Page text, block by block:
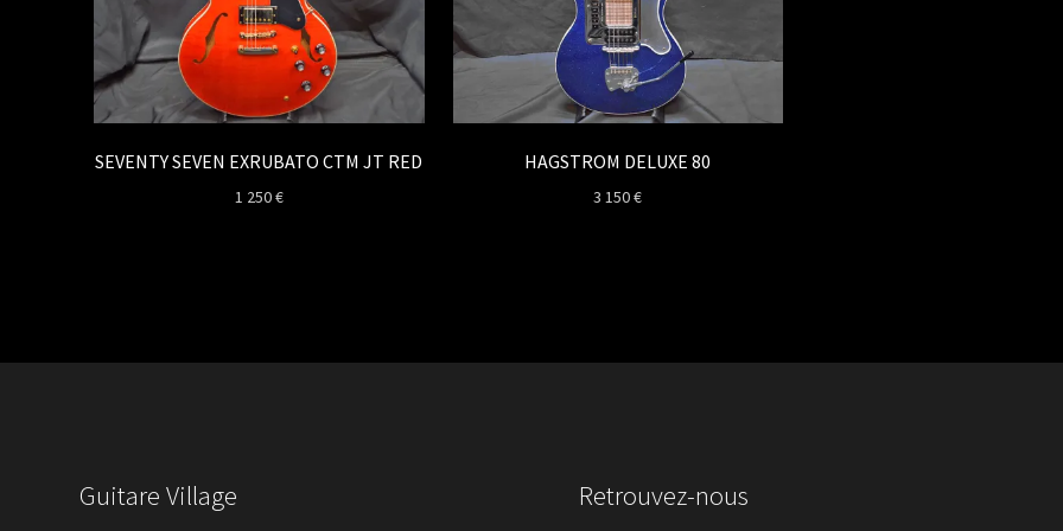
SEVENTY SEVEN EXRUBATO CTM JT RED
1 250€
HAGSTROM DELUXE 80
3 150€
Guitare Village Retrouvez-nous